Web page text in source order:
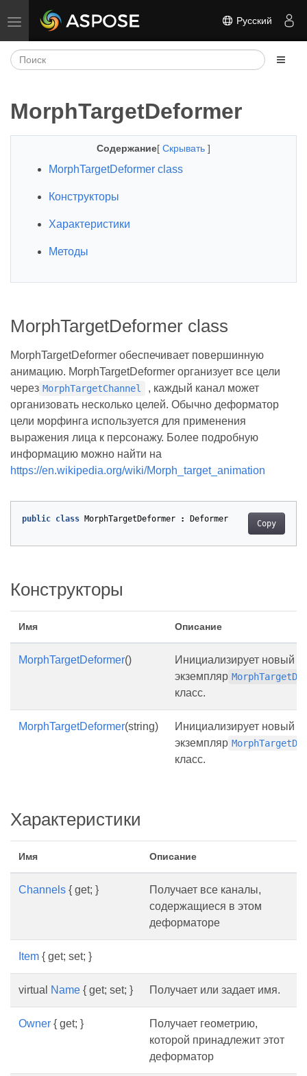
Переключить навигацию Русский
MorphTargetDeformer
Содержание[ Скрывать ]
MorphTargetDeformer class
Конструкторы
Характеристики
Методы
MorphTargetDeformer class
MorphTargetDeformer обеспечивает повершинную
анимацию. MorphTargetDeformer организует все цели
через MorphTargetChannel
, каждый канал может
организовать несколько целей. Обычно деформатор
цели морфинга используется для применения
выражения лица к персонажу. Более подробную
информацию можно найти на
https://en.wikipedia.org/wiki/Morph_target_animation
Copy
public class MorphTargetDeformer : Deformer
Конструкторы
Имя Описание
MorphTargetDeformer()
Инициализирует новый
экземпляр
класс.
MorphTargetDeformer(string)
Инициализирует новый
экземпляр
класс.
Характеристики
Имя Описание
Channels { get; }
Получает все каналы,
содержащиеся в этом
деформаторе
Item { get; set; }
virtual Name { get; set; } Получает или задает имя.
Owner { get; }
Получает геометрию,
которой принадлежит этот
деформатор